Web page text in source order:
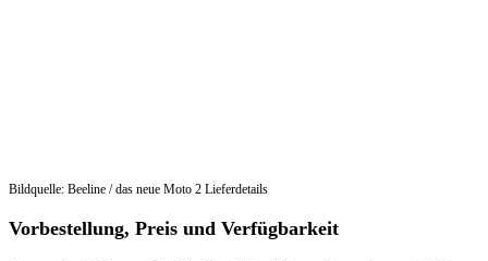
Bildquelle: Beeline / das neue Moto 2 Lieferdetails
Vorbestellung, Preis und Verfügbarkeit